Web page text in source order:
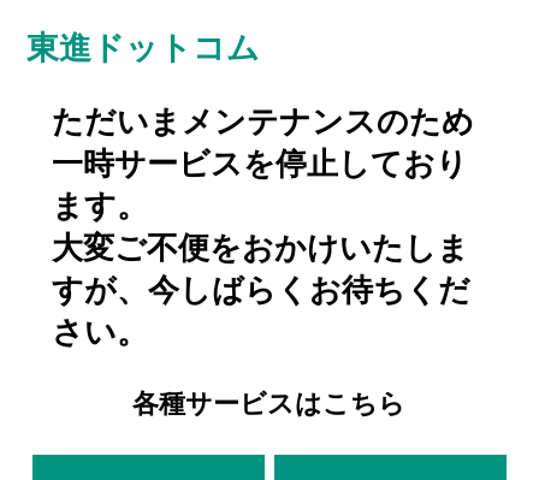
東進ドットコム
ただいまメンテナンスのため
一時サービスを停止しており
ます。
大変ご不便をおかけいたしま
すが、今しばらくお待ちくだ
さい。
各種サービスはこちら